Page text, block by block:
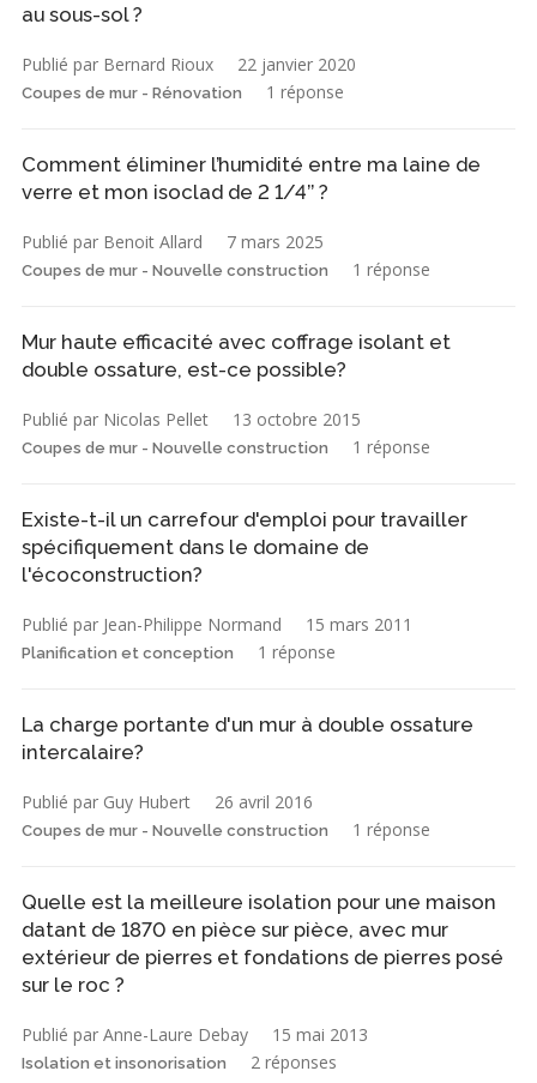
au sous-sol ?
Publié par Bernard Rioux 22 janvier 2020
Coupes de mur - Rénovation 1 réponse
Comment éliminer l’humidité entre ma laine de
verre et mon isoclad de 2 1/4’’ ?
Publié par Benoit Allard 7 mars 2025
Coupes de mur - Nouvelle construction 1 réponse
Mur haute efficacité avec coffrage isolant et
double ossature, est-ce possible?
Publié par Nicolas Pellet 13 octobre 2015
Coupes de mur - Nouvelle construction 1 réponse
Existe-t-il un carrefour d'emploi pour travailler
spécifiquement dans le domaine de
l'écoconstruction?
Publié par Jean-Philippe Normand 15 mars 2011
Planification et conception 1 réponse
La charge portante d'un mur à double ossature
intercalaire?
Publié par Guy Hubert 26 avril 2016
Coupes de mur - Nouvelle construction 1 réponse
Quelle est la meilleure isolation pour une maison
datant de 1870 en pièce sur pièce, avec mur
extérieur de pierres et fondations de pierres posé
sur le roc ?
Publié par Anne-Laure Debay 15 mai 2013
Isolation et insonorisation 2 réponses